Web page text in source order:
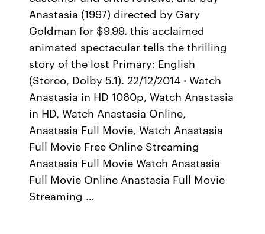
Anastasia (1997) directed by Gary
Goldman for $9.99. this acclaimed
animated spectacular tells the thrilling
story of the lost Primary: English
(Stereo, Dolby 5.1). 22/12/2014 · Watch
Anastasia in HD 1080p, Watch Anastasia
in HD, Watch Anastasia Online,
Anastasia Full Movie, Watch Anastasia
Full Movie Free Online Streaming
Anastasia Full Movie Watch Anastasia
Full Movie Online Anastasia Full Movie
Streaming …